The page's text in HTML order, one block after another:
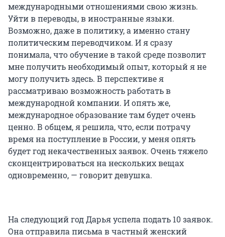
международными отношениями свою жизнь.
Уйти в переводы, в иностранные языки.
Возможно, даже в политику, а именно стану
политическим переводчиком. И я сразу
понимала, что обучение в такой среде позволит
мне получить необходимый опыт, который я не
могу получить здесь. В перспективе я
рассматриваю возможность работать в
международной компании. И опять же,
международное образование там будет очень
ценно. В общем, я решила, что, если потрачу
время на поступление в России, у меня опять
будет год некачественных заявок. Очень тяжело
сконцентрироваться на нескольких вещах
одновременно, — говорит девушка.
На следующий год Дарья успела подать 10 заявок.
Она отправила письма в частный женский